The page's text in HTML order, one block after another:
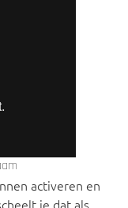
activeren en
je dat als